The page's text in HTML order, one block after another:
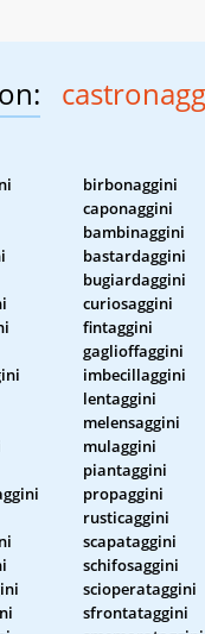
birbonaggini
caponaggini
bambinaggini
bastardaggini
bugiardaggini
curiosaggini
fintaggini
gaglioffaggini
imbecillaggini
lentaggini
melensaggini
mulaggini
piantaggini
propaggini
rusticaggini
scapataggini
schifosaggini
scioperataggini
sfrontataggini